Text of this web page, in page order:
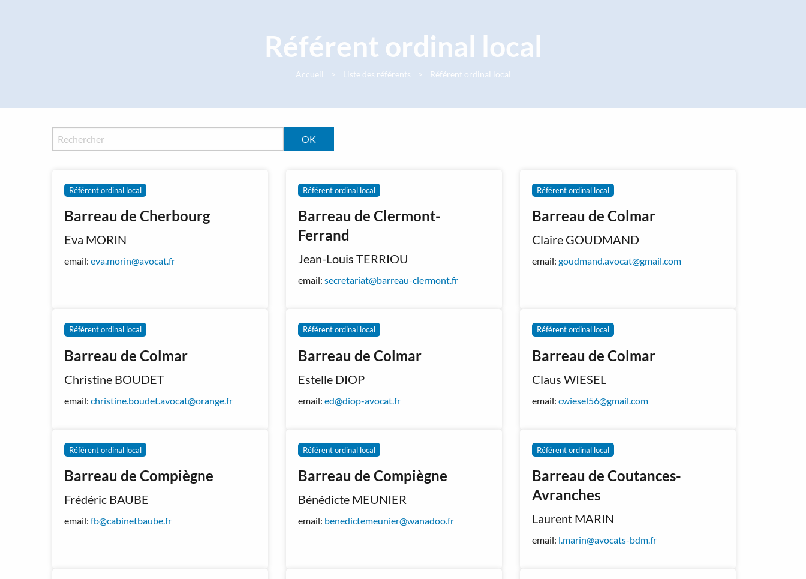
Référent ordinal local
Accueil Liste des référents Référent ordinal local
Référent ordinal local
Barreau de Cherbourg
Eva MORIN
email: eva.morin@avocat.fr
Référent ordinal local
Barreau de Clermont-
Ferrand
Jean-Louis TERRIOU
email: secretariat@barreau-clermont.fr
Référent ordinal local
Barreau de Colmar
Claire GOUDMAND
email: goudmand.avocat@gmail.com
Référent ordinal local
Barreau de Colmar
Christine BOUDET
email: christine.boudet.avocat@orange.fr
Référent ordinal local
Barreau de Colmar
Estelle DIOP
email: ed@diop-avocat.fr
Référent ordinal local
Barreau de Colmar
Claus WIESEL
email: cwiesel56@gmail.com
Référent ordinal local
Barreau de Compiègne
Frédéric BAUBE
email: fb@cabinetbaube.fr
Référent ordinal local
Barreau de Compiègne
Bénédicte MEUNIER
email: benedictemeunier@wanadoo.fr
Référent ordinal local
Barreau de Coutances-
Avranches
Laurent MARIN
email: l.marin@avocats-bdm.fr